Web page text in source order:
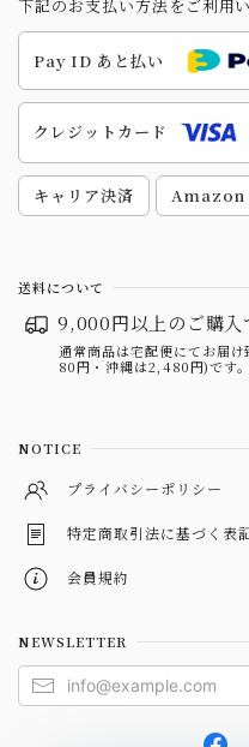
下記のお支払い方法をご利用
Pay ID あと払い
クレジットカード
キャリア決済 Amazon
送料について
9,000円以上のご購入
通常商品は宅配便にてお届
80円・沖縄は2,480円)です。
NOTICE
プライバシーポリシー
特定商取引法に基づく表
会員規約
NEWSLETTER